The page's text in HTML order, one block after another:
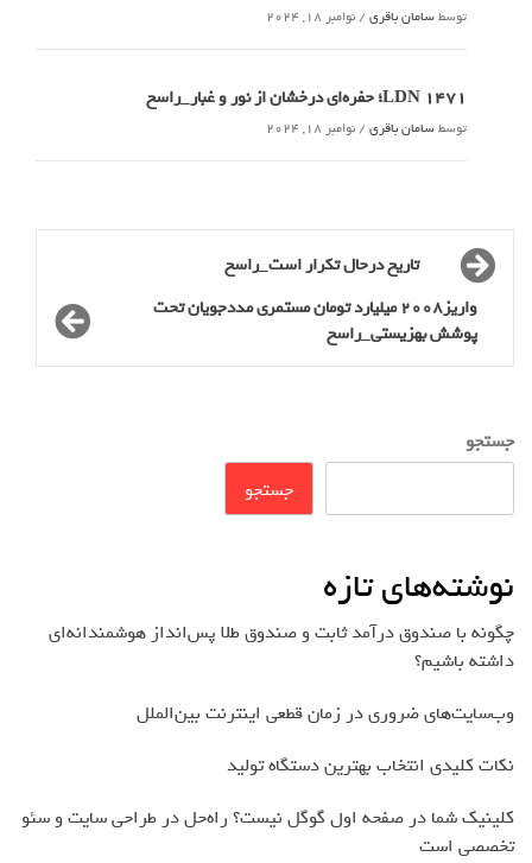
توسطسامان باقری / نوامبر 18, 2024
LDN 1471؛ حفره‌ای درخشان از نور و غبار_راسخ
توسطسامان باقری / نوامبر 18, 2024
تاریخ درحال تکرار است_راسخ
واریز2008 میلیارد تومان مستمری مددجویان تحت
پوشش بهزیستی_راسخ
جستجو
جستجو
نوشته‌های تازه
چگونه با صندوق درآمد ثابت و صندوق طلا پس‌انداز هوشمندانه‌ای
داشته باشیم؟
وب‌سایت‌های ضروری در زمان قطعی اینترنت بین‌الملل
نکات کلیدی انتخاب بهترین دستگاه تولید
کلینیک شما در صفحه اول گوگل نیست؟ راه‌حل در طراحی سایت و سئو
تخصصی است